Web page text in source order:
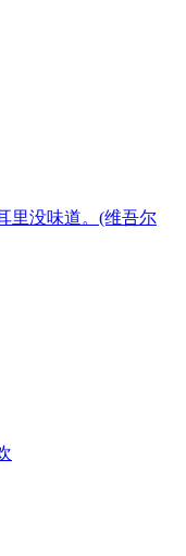
里没味道。(维吾尔